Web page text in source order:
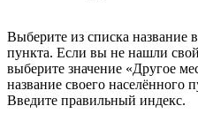
Выберите из списка название
пункта. Если вы не нашли
выберите значение «Другое
название своего населённого
Введите правильный индекс.